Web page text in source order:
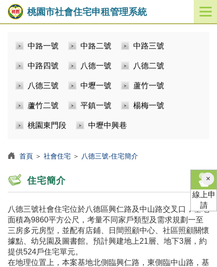
桃園市社會住宅申租管理系統
開
啟
中路一號 中路二號 中路三號
中路四號 八德一號 八德二號
八德三號 中壢一號 蘆竹一號
蘆竹二號 平鎮一號 楊梅一號
桃園東門段 中壢中興巷
首頁 ＞ 社會住宅 ＞ 八德三號-住宅簡介
住宅簡介
八德三號社會住宅位於八德區興仁路及中山路交叉口，基地
面積為9860平方公尺，考量不同家戶類型及需求規劃一至
三房多元房型，並配有店鋪、日間照顧中心、社區照顧關懷
據點、幼兒園及圖書館。預計興建地上21層、地下3層，約
提供524戶住宅單元。
在地理位置上，本案基地北側臨興仁路，東側臨中山路，基
×關
閉
線上申
請